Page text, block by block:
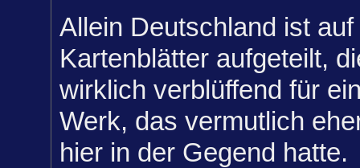
Allein Deutschland ist
Kartenblätter aufgeteilt,
wirklich verblüffend für
Werk, das vermutlich
hier in der Gegend hatte.